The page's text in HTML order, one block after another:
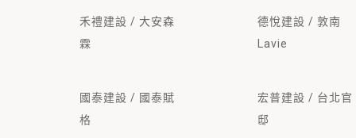
禾禮建設 / 大安森
霖
德悅建設 / 敦南
Lavie
國泰建設 / 國泰賦
格
宏普建設 / 台北官
邸